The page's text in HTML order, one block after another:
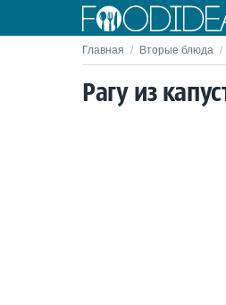
Главная / Вторые блюда /
Рагу из